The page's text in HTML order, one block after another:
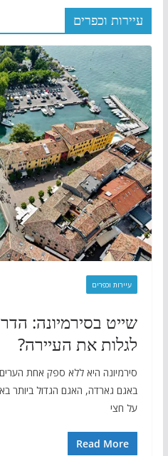
עיירות וכפרים
עיירות וכפרים
שייט בסירמיונה:
לגלות את העיירה?
סירמיונה היא ללא ספק אחת הערים
באגם גארדה, האגם הגדול ביותר
על חצי
Read More